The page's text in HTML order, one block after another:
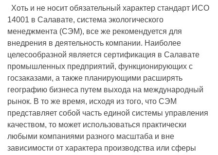
Хоть и не носит обязательный характер стандарт ИСО
14001 в Салавате, система экологического
менеджмента (СЭМ), все же рекомендуется для
внедрения в деятельность компании. Наиболее
целесообразной является сертификация в Салавате
промышленных предприятий, функционирующих с
госзаказами, а также планирующими расширять
географию бизнеса путем выхода на международный
рынок. В то же время, исходя из того, что СЭМ
представляет собой часть единой системы управления
качеством, то может использоваться практически
любыми компаниями разного масштаба и вне
зависимости от характера производства или сферы